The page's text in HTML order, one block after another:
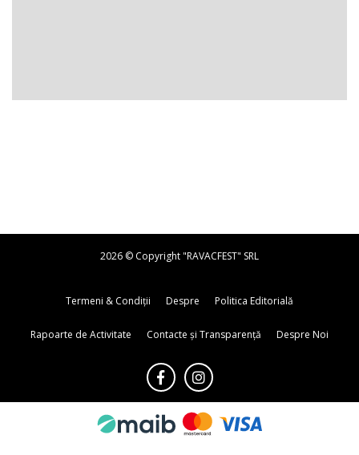
2026 © Copyright "RAVACFEST" SRL
Termeni & Condiții Despre Politica Editorială
Rapoarte de Activitate Contacte și Transparență Despre Noi